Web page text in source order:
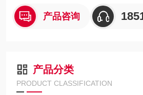
产品咨询
产品分类
PRODUCT CLASSIFICATION